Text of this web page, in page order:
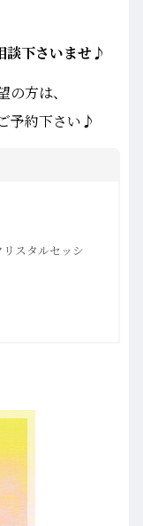
下さいませ♪
方は、
予約下さい♪
スタルセッシ